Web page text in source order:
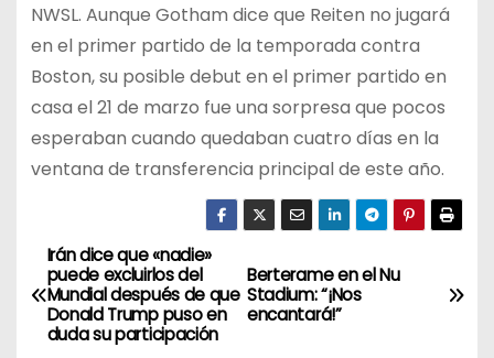
NWSL. Aunque Gotham dice que Reiten no jugará
en el primer partido de la temporada contra
Boston, su posible debut en el primer partido en
casa el 21 de marzo fue una sorpresa que pocos
esperaban cuando quedaban cuatro días en la
ventana de transferencia principal de este año.
N
a
Berterame en el Nu
Stadium: “¡Nos
encantará!”
Irán dice que «nadie»
puede excluirlos del
Mundial después de que
Donald Trump puso en
duda su participación